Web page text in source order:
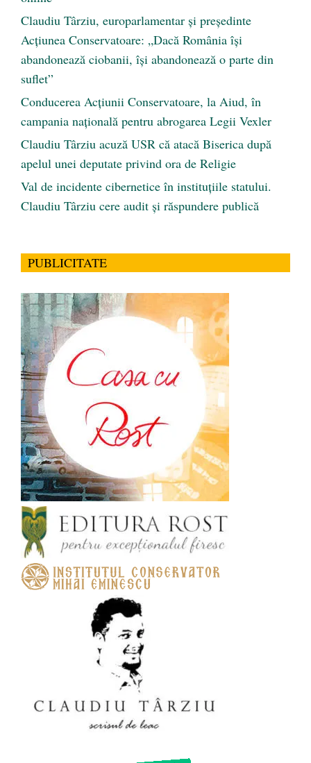
Claudiu Târziu, europarlamentar și președinte
Acțiunea Conservatoare: „Dacă România își
abandonează ciobanii, își abandonează o parte din
suflet”
Conducerea Acțiunii Conservatoare, la Aiud, în
campania națională pentru abrogarea Legii Vexler
Claudiu Târziu acuză USR că atacă Biserica după
apelul unei deputate privind ora de Religie
Val de incidente cibernetice în instituțiile statului.
Claudiu Târziu cere audit și răspundere publică
PUBLICITATE